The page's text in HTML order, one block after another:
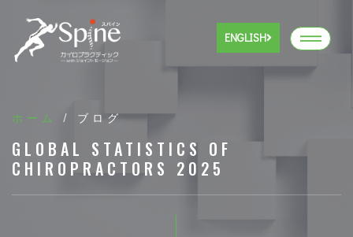
ENGLISH
ホーム / ブログ
GLOBAL STATISTICS OF
CHIROPRACTORS 2025